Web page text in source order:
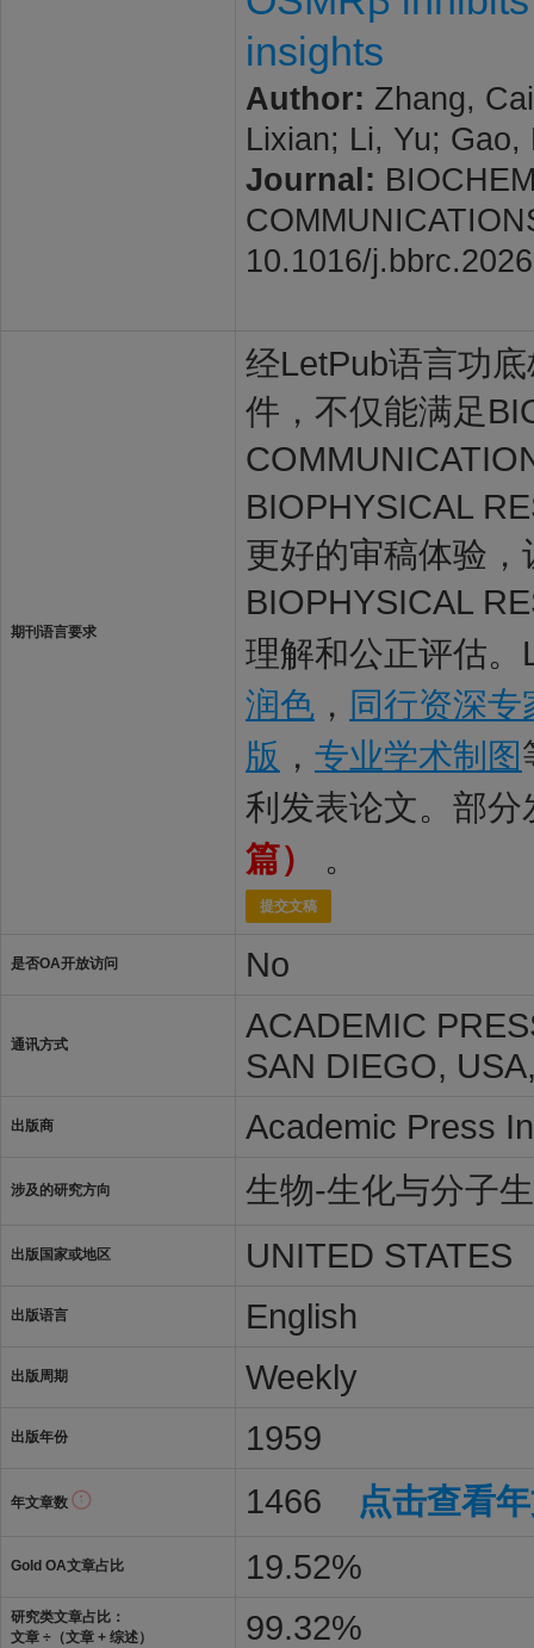
insights
Author: Zhang,
Lixian; Li, Yu;
Journal:
10.1016/
期刊语言要求
经LetPub语言功
件，不仅能满足
BIOPHYSICAL
更好的审稿体验
BIOPHYSICAL
理解和公正评估
润色 ， 同行资深
版 ， 专业学术制图
利发表论文。部
篇）
。
提交文稿
是否OA开放访问 No
通讯方式
ACADEMIC
SAN DIEGO,
出版商 Academic Press
涉及的研究方向 生物-生化与分子
出版国家或地区 UNITED STATES
出版语言 English
出版周期 Weekly
出版年份 1959
年文章数 1466 点击查看
Gold OA文章占比 19.52%
研究类文章占比：
文章 ÷（文章 + 综述）
99.32%